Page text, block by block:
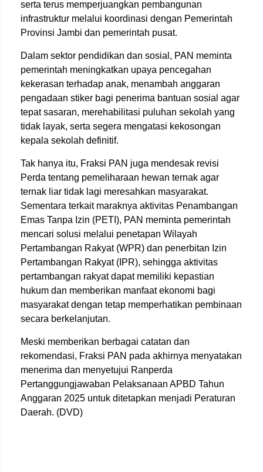
serta terus memperjuangkan pembangunan
infrastruktur melalui koordinasi dengan Pemerintah
Provinsi Jambi dan pemerintah pusat.
Dalam sektor pendidikan dan sosial, PAN meminta
pemerintah meningkatkan upaya pencegahan
kekerasan terhadap anak, menambah anggaran
pengadaan stiker bagi penerima bantuan sosial agar
tepat sasaran, merehabilitasi puluhan sekolah yang
tidak layak, serta segera mengatasi kekosongan
kepala sekolah definitif.
Tak hanya itu, Fraksi PAN juga mendesak revisi
Perda tentang pemeliharaan hewan ternak agar
ternak liar tidak lagi meresahkan masyarakat.
Sementara terkait maraknya aktivitas Penambangan
Emas Tanpa Izin (PETI), PAN meminta pemerintah
mencari solusi melalui penetapan Wilayah
Pertambangan Rakyat (WPR) dan penerbitan Izin
Pertambangan Rakyat (IPR), sehingga aktivitas
pertambangan rakyat dapat memiliki kepastian
hukum dan memberikan manfaat ekonomi bagi
masyarakat dengan tetap memperhatikan pembinaan
secara berkelanjutan.
Meski memberikan berbagai catatan dan
rekomendasi, Fraksi PAN pada akhirnya menyatakan
menerima dan menyetujui Ranperda
Pertanggungjawaban Pelaksanaan APBD Tahun
Anggaran 2025 untuk ditetapkan menjadi Peraturan
Daerah. (DVD)